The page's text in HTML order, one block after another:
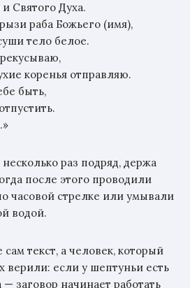
Святого Духа.
раба Божьего (имя),
тело белое.
коренья отправляю.
быть,
раз подряд, держа
после этого проводили
часовой стрелке или умывали
водой.
текст, а человек, который
верили: если у шептуньи есть
заговор начинает работать